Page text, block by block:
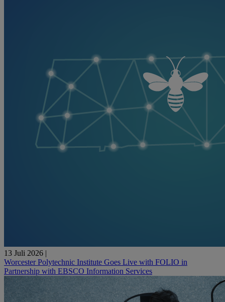
13 Juli 2026 |
Worcester Polytechnic Institute Goes Live with FOLIO in
Partnership with EBSCO Information Services